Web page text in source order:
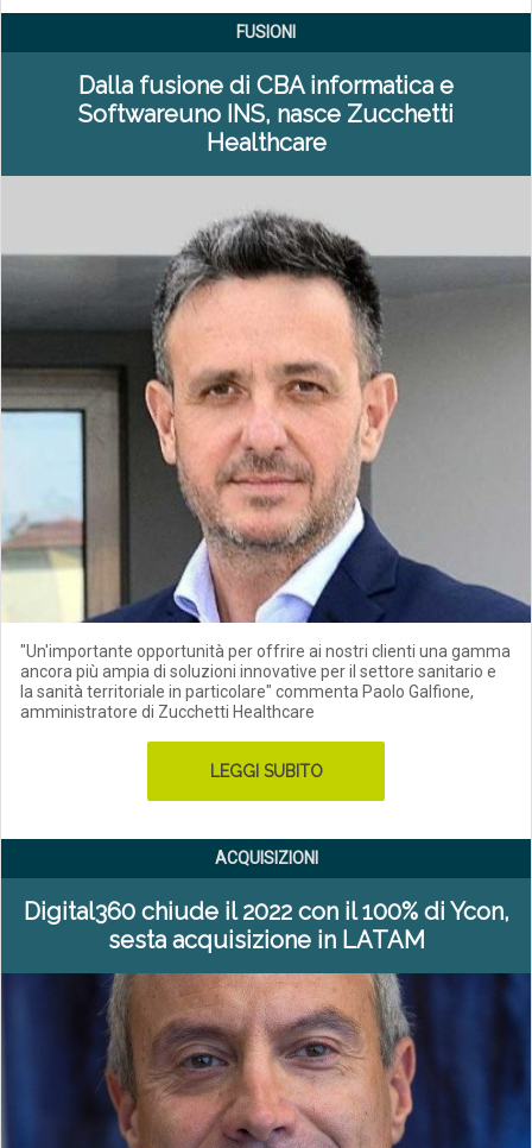
FUSIONI
Dalla fusione di CBA informatica e
Softwareuno INS, nasce Zucchetti
Healthcare
"Un'importante opportunità per offrire ai nostri clienti una gamma
ancora più ampia di soluzioni innovative per il settore sanitario e
la sanità territoriale in particolare" commenta Paolo Galfione,
amministratore di Zucchetti Healthcare
LEGGI SUBITO
ACQUISIZIONI
Digital360 chiude il 2022 con il 100% di Ycon,
sesta acquisizione in LATAM